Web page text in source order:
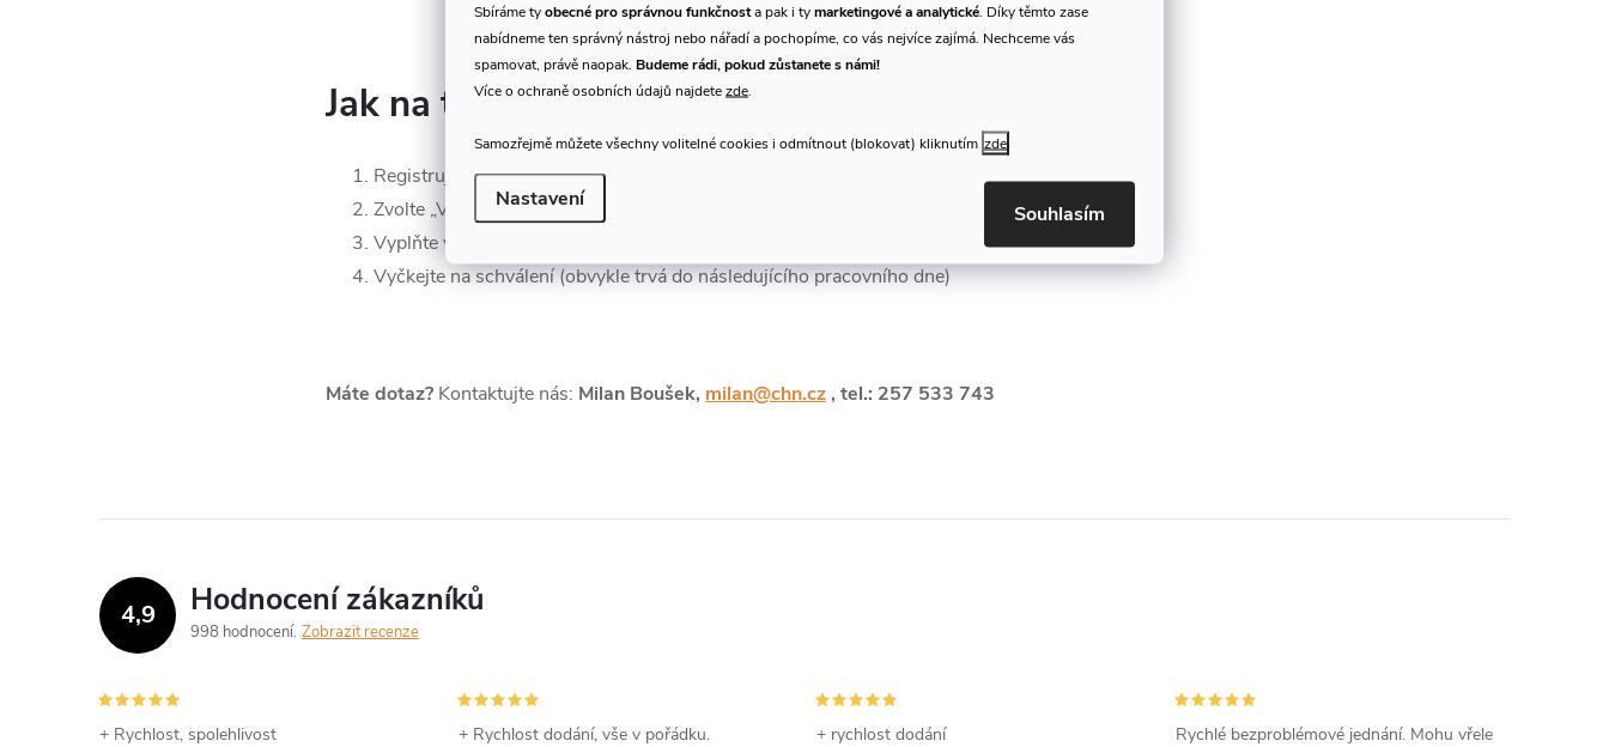
Sbíráme tyobecné pro správnou funkčnosta pak i tymarketingové a analytické. Díky těmto zase
nabídneme ten správný nástroj nebo nářadí a pochopíme, co vás nejvíce zajímá. Nechceme vás
spamovat, právě naopak. Budeme rádi, pokud zůstanete s námi!
Více o ochraně osobních údajů najdetezde.
Samozřejmě můžete všechny volitelné cookies i odmítnout (blokovat) kliknutím zde
Nastavení
Souhlasím
Jak na to?
Registrujte se naREGISTRACE na našem webu
Zvolte „Velkoobchodní registrace“
Vyplňte všechny fakturační údaje
Vyčkejte na schválení (obvykle trvá do následujícího pracovního dne)
Máte dotaz? Kontaktujte nás: Milan Boušek, milan@chn.cz , tel.: 257 533 743
4,9 Hodnocení zákazníků
998 hodnocení Zobrazit recenze
+ Rychlost, spolehlivost
+ Rychlost dodání, vše v pořádku.
+ rychlost dodání
Rychlé bezproblémové jednání. Mohu vřele